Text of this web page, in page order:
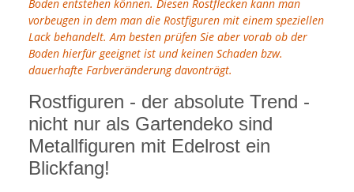
Boden entstehen können. Diesen Rostflecken kann man
vorbeugen in dem man die Rostfiguren mit einem speziellen
Lack behandelt. Am besten prüfen Sie aber vorab ob der
Boden hierfür geeignet ist und keinen Schaden bzw.
dauerhafte Farbveränderung davonträgt.
Rostfiguren - der absolute Trend -
nicht nur als Gartendeko sind
Metallfiguren mit Edelrost ein
Blickfang!